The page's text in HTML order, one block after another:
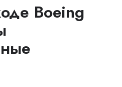
Boeing